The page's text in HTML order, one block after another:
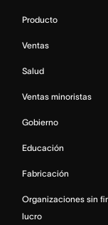
Producto
Ventas
Salud
Ventas minoristas
Gobierno
Educación
Fabricación
Organizaciones sin
lucro